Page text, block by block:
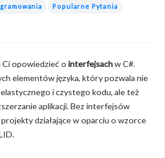
Popularne Pytania
Ci opowiedzieć o interfejsachw C#.
elementów języka, który pozwala nie
i czystego kodu, ale też
aplikacji. Bez interfejsów
działające w oparciu o wzorce